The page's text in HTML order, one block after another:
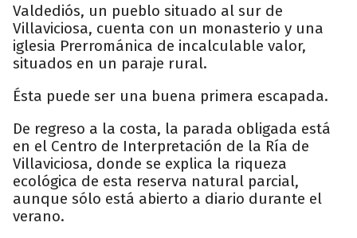
Valdediós, un pueblo situado al sur de
Villaviciosa, cuenta con un monasterio y una
iglesia Prerrománica de incalculable valor,
situados en un paraje rural.
Ésta puede ser una buena primera escapada.
De regreso a la costa, la parada obligada está
en el Centro de Interpretación de la Ría de
Villaviciosa, donde se explica la riqueza
ecológica de esta reserva natural parcial,
aunque sólo está abierto a diario durante el
verano.